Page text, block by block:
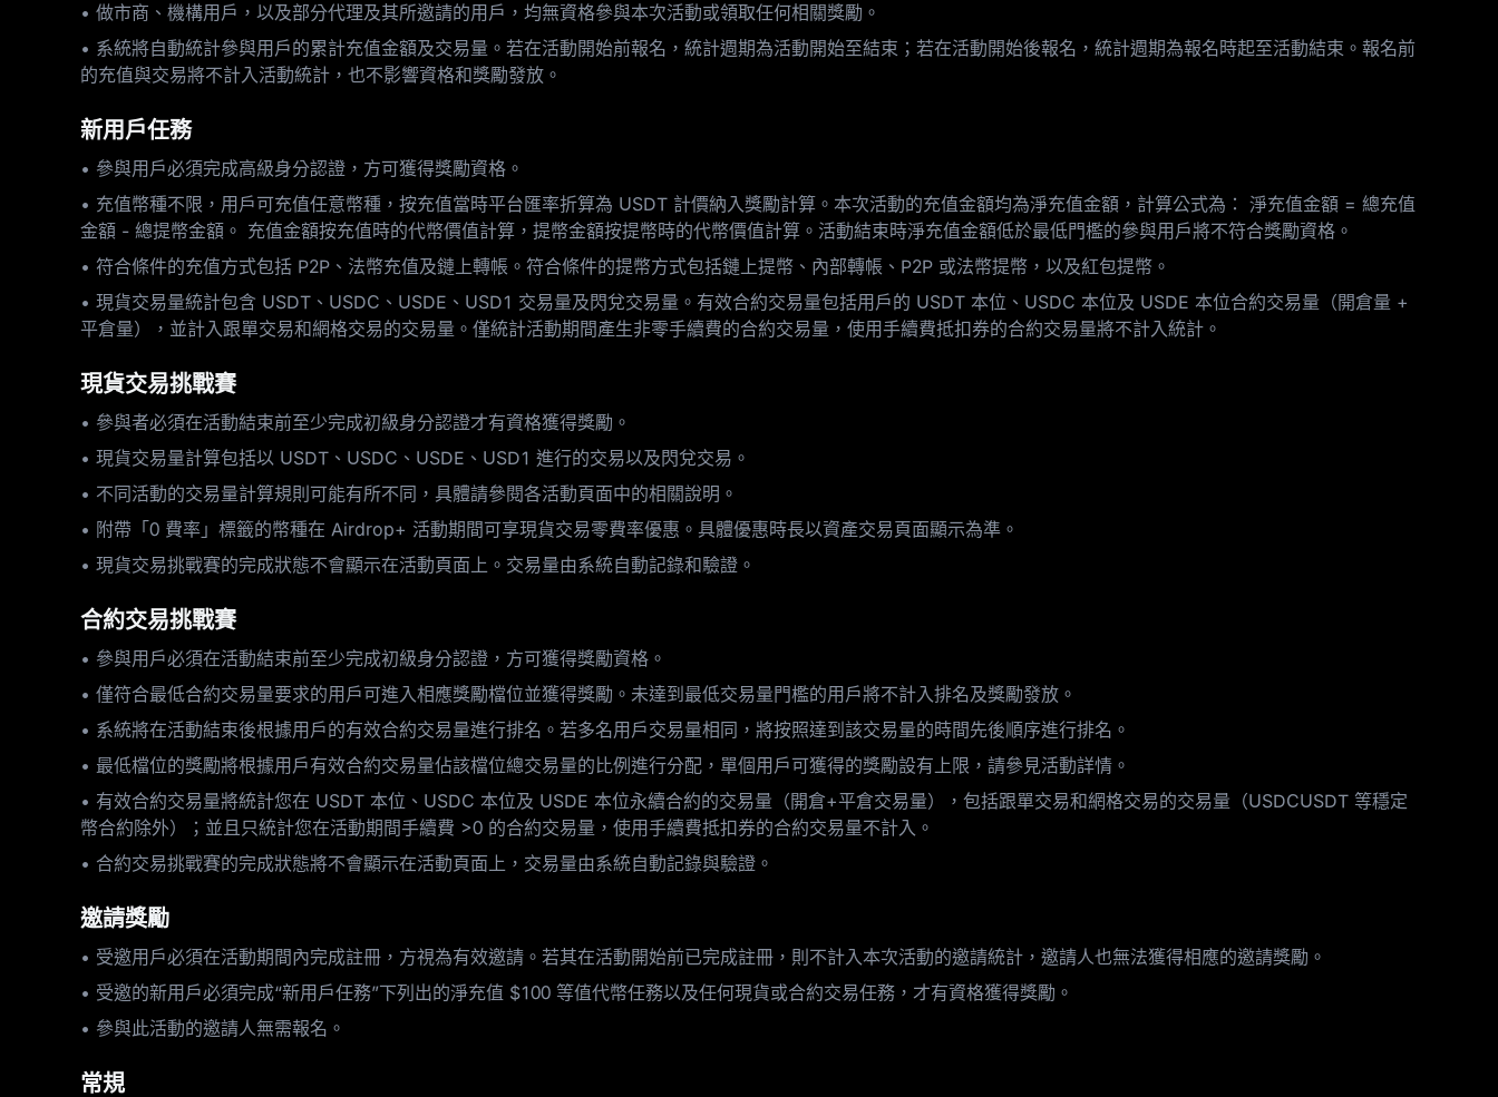
• 做市商、機構用戶，以及部分代理及其所邀請的用戶，均無資格參與本次活動或領取任何相關獎勵。
• 系統將自動統計參與用戶的累計充值金額及交易量。若在活動開始前報名，統計週期為活動開始至結束；若在活動開始後報名，統計週期為報名時起至活動結束。報名前
的充值與交易將不計入活動統計，也不影響資格和獎勵發放。
新用戶任務
• 參與用戶必須完成高級身分認證，方可獲得獎勵資格。
• 充值幣種不限，用戶可充值任意幣種，按充值當時平台匯率折算為 USDT 計價納入獎勵計算。本次活動的充值金額均為淨充值金額，計算公式為： 淨充值金額 = 總充值
金額 - 總提幣金額。 充值金額按充值時的代幣價值計算，提幣金額按提幣時的代幣價值計算。活動結束時淨充值金額低於最低門檻的參與用戶將不符合獎勵資格。
• 符合條件的充值方式包括 P2P、法幣充值及鏈上轉帳。符合條件的提幣方式包括鏈上提幣、內部轉帳、P2P 或法幣提幣，以及紅包提幣。
• 現貨交易量統計包含 USDT、USDC、USDE、USD1 交易量及閃兌交易量。有效合約交易量包括用戶的 USDT 本位、USDC 本位及 USDE 本位合約交易量（開倉量 +
平倉量），並計入跟單交易和網格交易的交易量。僅統計活動期間產生非零手續費的合約交易量，使用手續費抵扣券的合約交易量將不計入統計。
現貨交易挑戰賽
• 參與者必須在活動結束前至少完成初級身分認證才有資格獲得獎勵。
• 現貨交易量計算包括以 USDT、USDC、USDE、USD1 進行的交易以及閃兌交易。
• 不同活動的交易量計算規則可能有所不同，具體請參閱各活動頁面中的相關說明。
• 附帶「0 費率」標籤的幣種在 Airdrop+ 活動期間可享現貨交易零費率優惠。具體優惠時長以資產交易頁面顯示為準。
• 現貨交易挑戰賽的完成狀態不會顯示在活動頁面上。交易量由系統自動記錄和驗證。
合約交易挑戰賽
• 參與用戶必須在活動結束前至少完成初級身分認證，方可獲得獎勵資格。
• 僅符合最低合約交易量要求的用戶可進入相應獎勵檔位並獲得獎勵。未達到最低交易量門檻的用戶將不計入排名及獎勵發放。
• 系統將在活動結束後根據用戶的有效合約交易量進行排名。若多名用戶交易量相同，將按照達到該交易量的時間先後順序進行排名。
• 最低檔位的獎勵將根據用戶有效合約交易量佔該檔位總交易量的比例進行分配，單個用戶可獲得的獎勵設有上限，請參見活動詳情。
• 有效合約交易量將統計您在 USDT 本位、USDC 本位及 USDE 本位永續合約的交易量（開倉+平倉交易量），包括跟單交易和網格交易的交易量（USDCUSDT 等穩定
幣合約除外）；並且只統計您在活動期間手續費 >0 的合約交易量，使用手續費抵扣券的合約交易量不計入。
• 合約交易挑戰賽的完成狀態將不會顯示在活動頁面上，交易量由系統自動記錄與驗證。
邀請獎勵
• 受邀用戶必須在活動期間內完成註冊，方視為有效邀請。若其在活動開始前已完成註冊，則不計入本次活動的邀請統計，邀請人也無法獲得相應的邀請獎勵。
• 受邀的新用戶必須完成“新用戶任務”下列出的淨充值 $100 等值代幣任務以及任何現貨或合約交易任務，才有資格獲得獎勵。
• 參與此活動的邀請人無需報名。
常規